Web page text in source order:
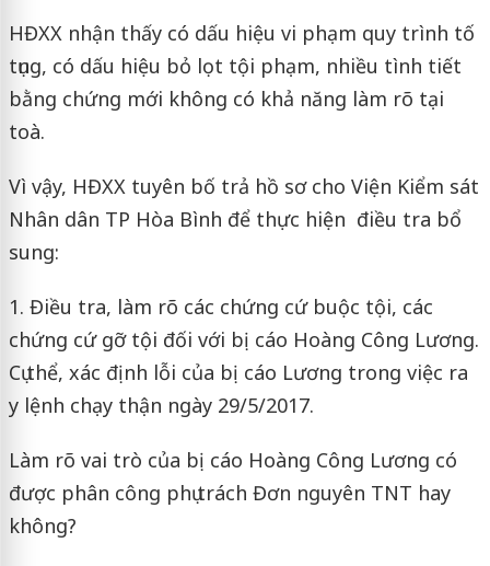
HĐXX nhận thấy có dấu hiệu vi phạm quy trình tố
tụng, có dấu hiệu bỏ lọt tội phạm, nhiều tình tiết
bằng chứng mới không có khả năng làm rõ tại
toà.
Vì vậy, HĐXX tuyên bố trả hồ sơ cho Viện Kiểm sát
Nhân dân TP Hòa Bình để thực hiện điều tra bổ
sung:
1. Điều tra, làm rõ các chứng cứ buộc tội, các
chứng cứ gỡ tội đối với bị cáo Hoàng Công Lương.
Cụ thể, xác định lỗi của bị cáo Lương trong việc ra
y lệnh chạy thận ngày 29/5/2017.
Làm rõ vai trò của bị cáo Hoàng Công Lương có
được phân công phụ trách Đơn nguyên TNT hay
không?